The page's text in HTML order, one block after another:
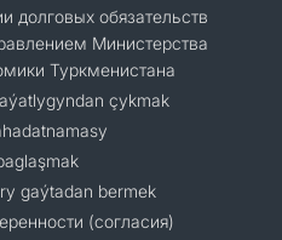
долговых обязательств
Министерства
Туркменистана
çykmak
gaýtadan bermek
(согласия)